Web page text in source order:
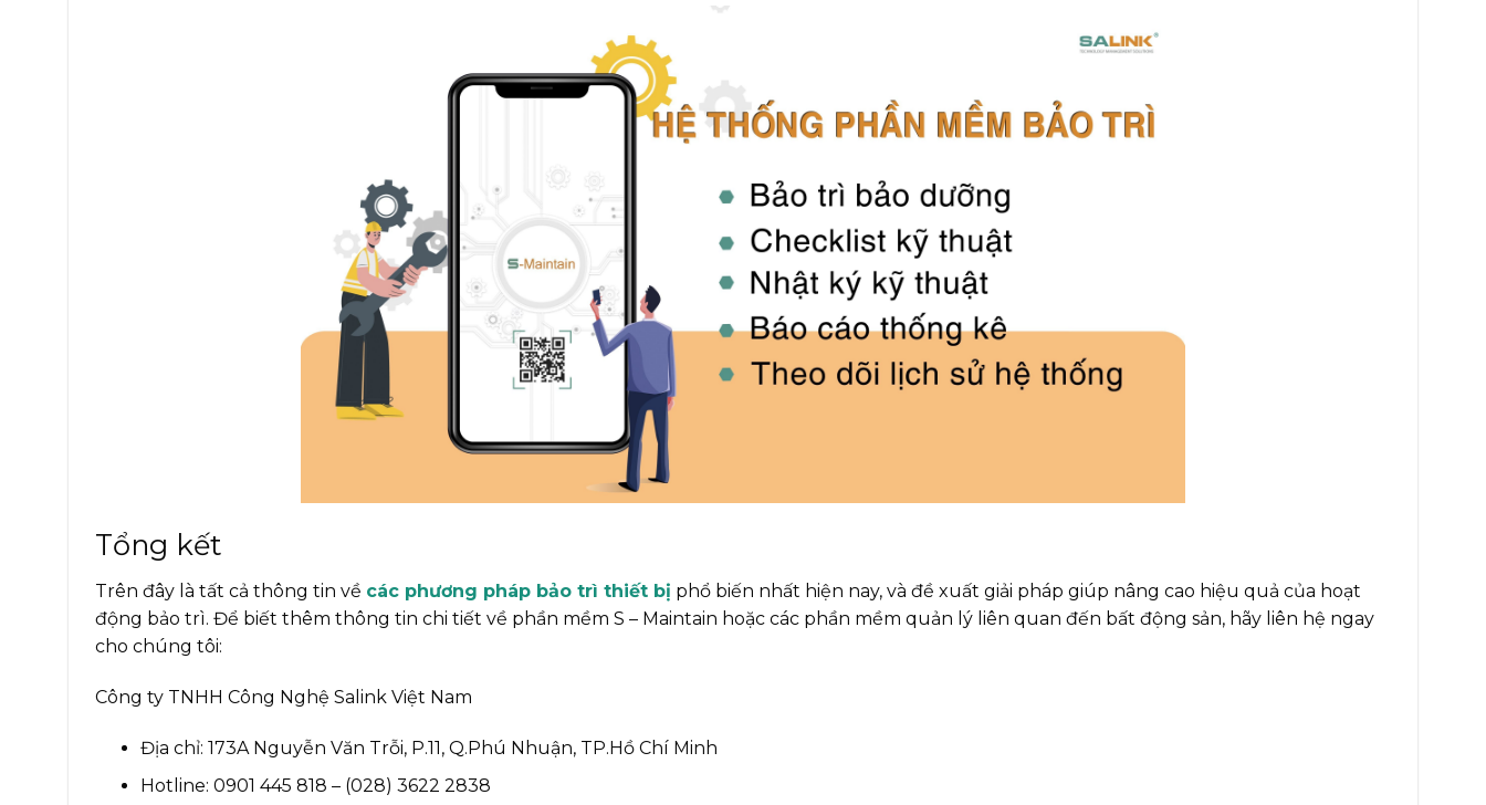
Tổng kết
Trên đây là tất cả thông tin về các phương pháp bảo trì thiết bị phổ biến nhất hiện nay, và đề xuất giải pháp giúp nâng cao hiệu quả của hoạt
động bảo trì. Để biết thêm thông tin chi tiết về phần mềm S – Maintain hoặc các phần mềm quản lý liên quan đến bất động sản, hãy liên hệ ngay
cho chúng tôi:
Công ty TNHH Công Nghệ Salink Việt Nam
Địa chỉ: 173A Nguyễn Văn Trỗi, P.11, Q.Phú Nhuận, TP.Hồ Chí Minh
Hotline: 0901 445 818 – (028) 3622 2838